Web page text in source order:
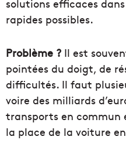
solutions efficaces
rapides possibles.
Problème ? Il est
pointées du doigt, de
difficultés. Il faut
voire des milliards
transports en
la place de la voiture